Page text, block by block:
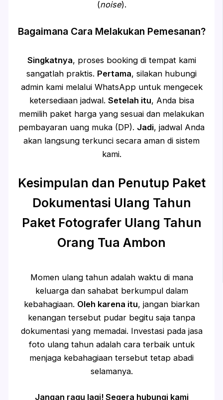
(noise).
Bagaimana Cara Melakukan Pemesanan?
Singkatnya, proses booking di tempat kami
sangatlah praktis. Pertama, silakan hubungi
admin kami melalui WhatsApp untuk mengecek
ketersediaan jadwal. Setelah itu, Anda bisa
memilih paket harga yang sesuai dan melakukan
pembayaran uang muka (DP). Jadi, jadwal Anda
akan langsung terkunci secara aman di sistem
kami.
Kesimpulan dan Penutup Paket
Dokumentasi Ulang Tahun
Paket Fotografer Ulang Tahun
Orang Tua Ambon
Momen ulang tahun adalah waktu di mana
keluarga dan sahabat berkumpul dalam
kebahagiaan. Oleh karena itu, jangan biarkan
kenangan tersebut pudar begitu saja tanpa
dokumentasi yang memadai. Investasi pada jasa
foto ulang tahun adalah cara terbaik untuk
menjaga kebahagiaan tersebut tetap abadi
selamanya.
Jangan ragu lagi! Segera hubungi kami